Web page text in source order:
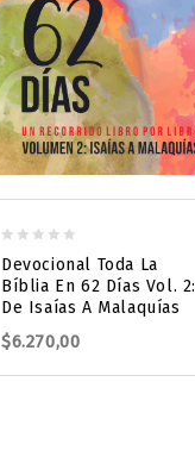
out
of
5
Devocional Toda La
Bíblia En 62 Días Vol. 2:
De Isaías A Malaquías
$6.270,00